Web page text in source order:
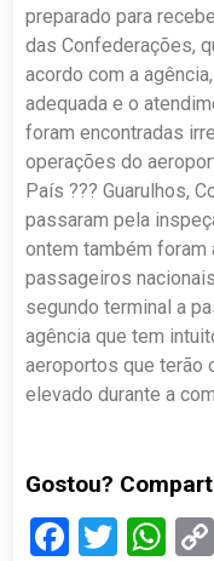
preparado para
das Confederações,
acordo com a
adequada e o
foram encontradas
operações do
País ??? Guarulhos,
passaram pela
ontem também foram
passageiros
segundo terminal a
agência que tem
aeroportos que terão
elevado durante a
Gostou?
Facebook
Twitter